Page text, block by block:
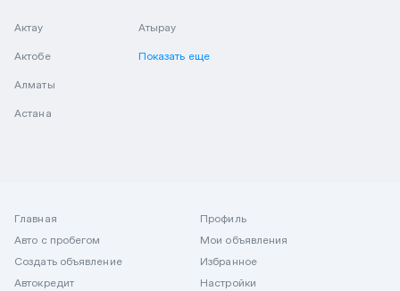
Актау
Актобе
Алматы
Астана
Атырау
Показать еще
Главная
Авто с пробегом
Создать объявление
Автокредит
Профиль
Мои объявления
Избранное
Настройки